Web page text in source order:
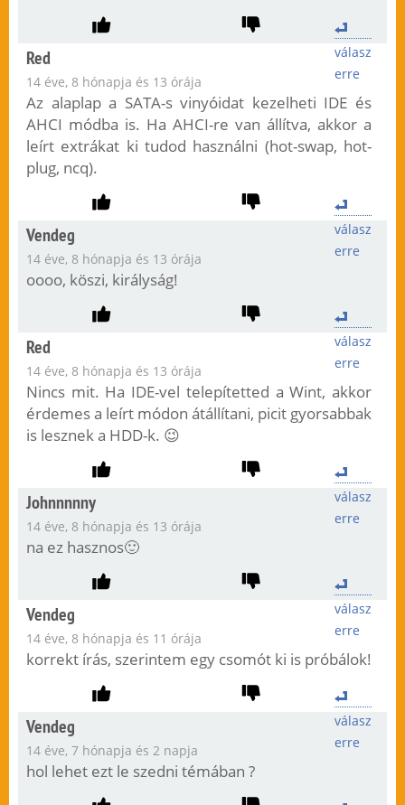
válasz
erre
Red
14 éve, 8 hónapja és 13 órája
Az alaplap a SATA-s vinyóidat kezelheti IDE és
AHCI módba is. Ha AHCI-re van állítva, akkor a
leírt extrákat ki tudod használni (hot-swap, hot-
plug, ncq).
válasz
erre
Vendeg
14 éve, 8 hónapja és 13 órája
oooo, köszi, királyság!
válasz
erre
Red
14 éve, 8 hónapja és 13 órája
Nincs mit. Ha IDE-vel telepítetted a Wint, akkor
érdemes a leírt módon átállítani, picit gyorsabbak
is lesznek a HDD-k. 😉
válasz
erre
Johnnnnny
14 éve, 8 hónapja és 13 órája
na ez hasznos🙂
válasz
erre
Vendeg
14 éve, 8 hónapja és 11 órája
korrekt írás, szerintem egy csomót ki is próbálok!
válasz
erre
Vendeg
14 éve, 7 hónapja és 2 napja
hol lehet ezt le szedni témában ?